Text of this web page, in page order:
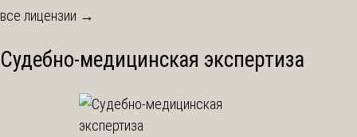
все лицензии →
Судебно-медицинская экспертиза